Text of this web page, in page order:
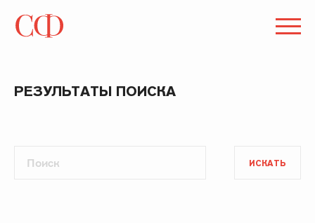
РЕЗУЛЬТАТЫ ПОИСКА
ИСКАТЬ